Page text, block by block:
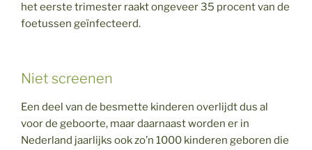
het eerste trimester raakt ongeveer 35 procent van de
foetussen geïnfecteerd.
Niet screenen
Een deel van de besmette kinderen overlijdt dus al
voor de geboorte, maar daarnaast worden er in
Nederland jaarlijks ook zo’n 1000 kinderen geboren die